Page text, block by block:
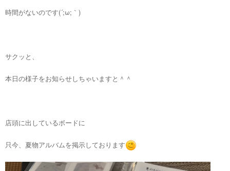
時間がないのです(´;ω;｀)
サクッと、
本日の様子をお知らせしちゃいますと＾＾
店頭に出しているボードに
只今、夏物アルバムを掲示しております